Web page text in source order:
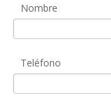
Nombre
Teléfono